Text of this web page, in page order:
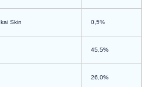
Skin 0,5%
45,5%
26,0%